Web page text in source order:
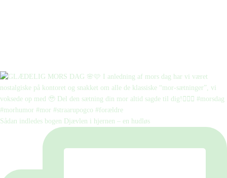
Sådan indledes bogen Djævlen i hjernen – en hudløs